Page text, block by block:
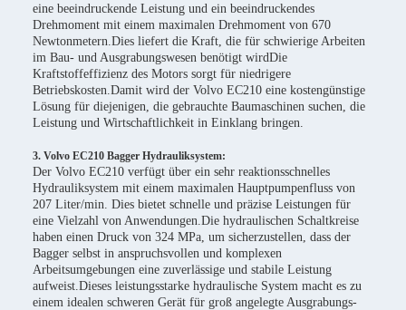
eine beeindruckende Leistung und ein beeindruckendes
Drehmoment mit einem maximalen Drehmoment von 670
Newtonmetern.Dies liefert die Kraft, die für schwierige Arbeiten
im Bau- und Ausgrabungswesen benötigt wirdDie
Kraftstoffeffizienz des Motors sorgt für niedrigere
Betriebskosten.Damit wird der Volvo EC210 eine kostengünstige
Lösung für diejenigen, die gebrauchte Baumaschinen suchen, die
Leistung und Wirtschaftlichkeit in Einklang bringen.
3. Volvo EC210 Bagger Hydrauliksystem:
Der Volvo EC210 verfügt über ein sehr reaktionsschnelles
Hydrauliksystem mit einem maximalen Hauptpumpenfluss von
207 Liter/min. Dies bietet schnelle und präzise Leistungen für
eine Vielzahl von Anwendungen.Die hydraulischen Schaltkreise
haben einen Druck von 324 MPa, um sicherzustellen, dass der
Bagger selbst in anspruchsvollen und komplexen
Arbeitsumgebungen eine zuverlässige und stabile Leistung
aufweist.Dieses leistungsstarke hydraulische System macht es zu
einem idealen schweren Gerät für groß angelegte Ausgrabungs-